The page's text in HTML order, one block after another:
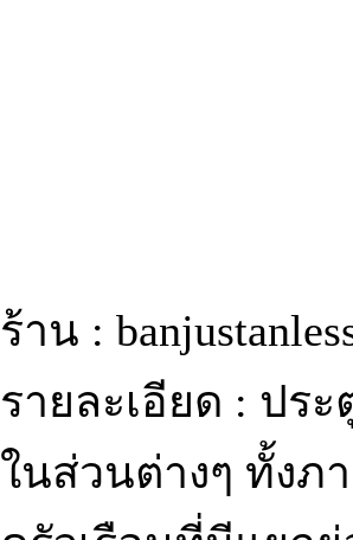
ร้าน :
รายละเอียด : ปร
ในส่วนต่างๆ ทั้งภ